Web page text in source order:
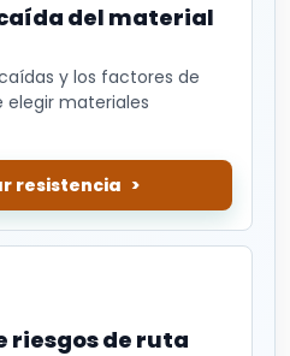
del material
y los factores de
materiales
resistencia
riesgos de ruta